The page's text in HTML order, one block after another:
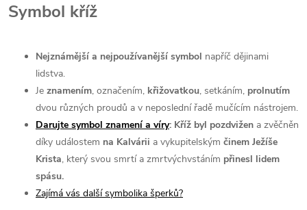
Symbol kříž
Nejznámější a nejpoužívanější symbol napříč dějinami
lidstva.
Je znamením, označením, křižovatkou, setkáním, prolnutím
dvou různých proudů a v neposlední řadě mučícím nástrojem.
Darujte symbol znamení a víry: Kříž byl pozdvižen a zvěčněn
díky událostem na Kalvárii a vykupitelským činem Ježíše
Krista, který svou smrtí a zmrtvýchvstáním přinesl lidem
spásu.
Zajímá vás další symbolika šperků?